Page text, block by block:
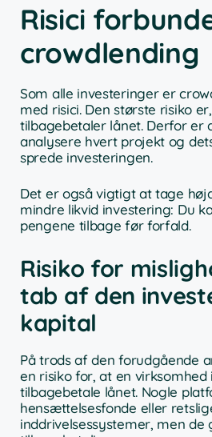
Risici
crowdlending
Som alle investeringer er
med risici. Den største risiko
tilbagebetaler lånet. Derfor er
analysere hvert projekt og
sprede investeringen.
Det er også vigtigt at tage
mindre likvid investering: Du
pengene tilbage før forfald.
Risiko for
tab af den
kapital
På trods af den forudgående
en risiko for, at en virksomhed
tilbagebetale lånet. Nogle
hensættelsesfonde eller
inddrivelsessystemer, men